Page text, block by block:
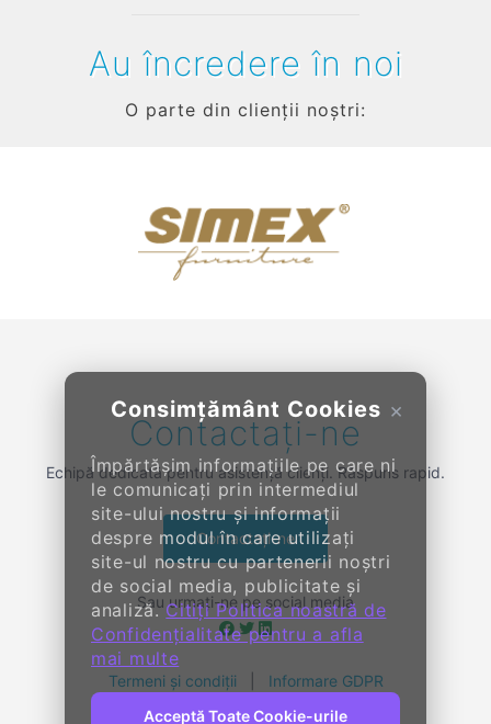
×
Consimțământ Cookies
Împărtășim informațiile pe care ni
le comunicați prin intermediul
site-ului nostru și informații
despre modul în care utilizați
site-ul nostru cu partenerii noștri
de social media, publicitate și
analiză.Citiți Politica noastră de
Confidențialitate pentru a afla
mai multe
Acceptă Toate Cookie-urile
Au încredere în noi
O parte din clienții noștri:
Contactați-ne
Echipă dedicată pentru asistență clienți. Răspuns rapid.
Contactați-ne
Sau urmați-ne pe social media
Termeni și condiții Informare GDPR